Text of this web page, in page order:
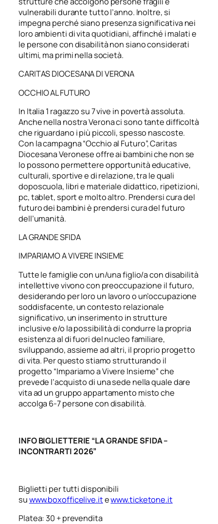
vulnerabili durante tutto l’anno. Inoltre, si
impegna perché siano presenza significativa nei
loro ambienti di vita quotidiani, affinché i malati e
le persone con disabilità non siano considerati
ultimi, ma primi nella società.
CARITAS DIOCESANA DI VERONA
OCCHIO AL FUTURO
In Italia 1 ragazzo su 7 vive in povertà assoluta.
Anche nella nostra Verona ci sono tante difficoltà
che riguardano i più piccoli, spesso nascoste.
Con la campagna “Occhio al Futuro”, Caritas
Diocesana Veronese offre ai bambini che non se
lo possono permettere opportunità educative,
culturali, sportive e di relazione, tra le quali
doposcuola, libri e materiale didattico, ripetizioni,
pc, tablet, sport e molto altro. Prendersi cura del
futuro dei bambini è prendersi cura del futuro
dell’umanità.
LA GRANDE SFIDA
IMPARIAMO A VIVERE INSIEME
Tutte le famiglie con un/una figlio/a con disabilità
intellettive vivono con preoccupazione il futuro,
desiderando per loro un lavoro o un’occupazione
soddisfacente, un contesto relazionale
significativo, un inserimento in strutture
inclusive e/o la possibilità di condurre la propria
esistenza al di fuori del nucleo familiare,
sviluppando, assieme ad altri, il proprio progetto
di vita. Per questo stiamo strutturando il
progetto “Impariamo a Vivere Insieme” che
prevede l’acquisto di una sede nella quale dare
vita ad un gruppo appartamento misto che
accolga 6-7 persone con disabilità.
INFO BIGLIETTERIE “LA GRANDE SFIDA –
INCONTRARTI 2026”
Biglietti per tutti disponibili
suwww.boxofficelive.itewww.ticketone.it
Platea: 30 + prevendita